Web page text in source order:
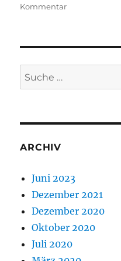
Kommentarzu
Suche
nach:
ARCHIV
Juni 2023
Dezember 2021
Dezember 2020
Oktober 2020
Juli 2020